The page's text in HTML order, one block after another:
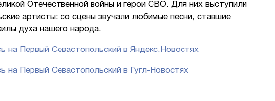
Отечественной войны и герои СВО. Для них выступили
артисты: со сцены звучали любимые песни, ставшие
духа нашего народа.
на Первый Севастопольский в Яндекс.Новостях
на Первый Севастопольский в Гугл-Новостях